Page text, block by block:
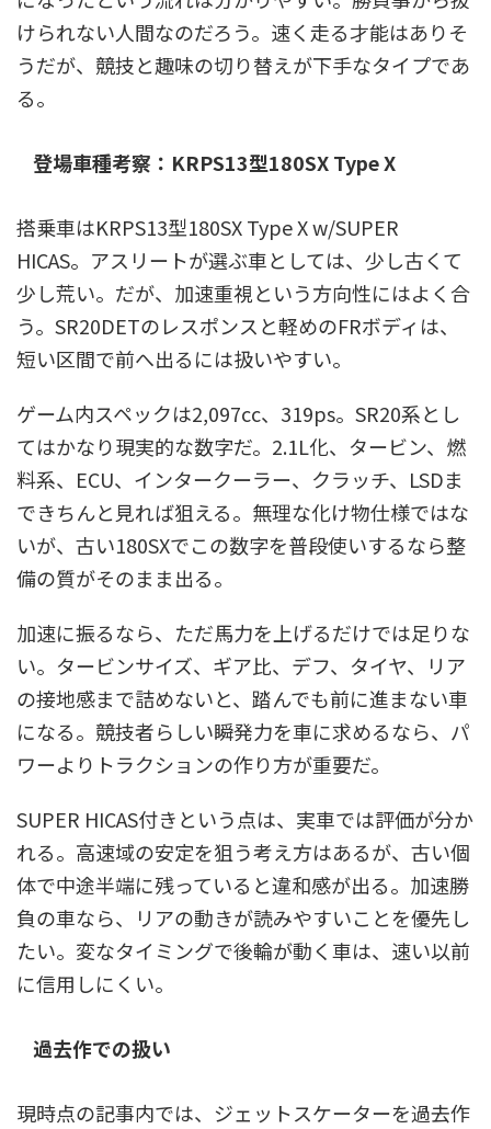
けられない人間なのだろう。速く走る才能はありそ
うだが、競技と趣味の切り替えが下手なタイプであ
る。
登場車種考察：KRPS13型180SX Type X
搭乗車はKRPS13型180SX Type X w/SUPER
HICAS。アスリートが選ぶ車としては、少し古くて
少し荒い。だが、加速重視という方向性にはよく合
う。SR20DETのレスポンスと軽めのFRボディは、
短い区間で前へ出るには扱いやすい。
ゲーム内スペックは2,097cc、319ps。SR20系とし
てはかなり現実的な数字だ。2.1L化、タービン、燃
料系、ECU、インタークーラー、クラッチ、LSDま
できちんと見れば狙える。無理な化け物仕様ではな
いが、古い180SXでこの数字を普段使いするなら整
備の質がそのまま出る。
加速に振るなら、ただ馬力を上げるだけでは足りな
い。タービンサイズ、ギア比、デフ、タイヤ、リア
の接地感まで詰めないと、踏んでも前に進まない車
になる。競技者らしい瞬発力を車に求めるなら、パ
ワーよりトラクションの作り方が重要だ。
SUPER HICAS付きという点は、実車では評価が分か
れる。高速域の安定を狙う考え方はあるが、古い個
体で中途半端に残っていると違和感が出る。加速勝
負の車なら、リアの動きが読みやすいことを優先し
たい。変なタイミングで後輪が動く車は、速い以前
に信用しにくい。
過去作での扱い
現時点の記事内では、ジェットスケーターを過去作